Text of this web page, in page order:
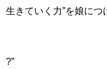
生きていく力”を娘に
?”